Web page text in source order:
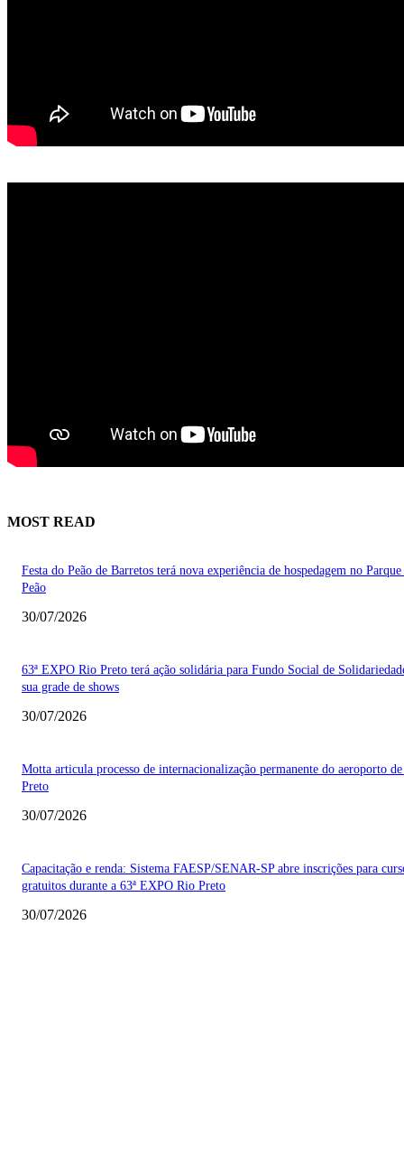
MOST READ
Festa do Peão de Barretos terá nova experiência de hospedagem no
Peão
30/07/2026
63ª EXPO Rio Preto terá ação solidária para Fundo Social de
sua grade de shows
30/07/2026
Motta articula processo de internacionalização permanente do aeroporto
Preto
30/07/2026
Capacitação e renda: Sistema FAESP/SENAR-SP abre inscrições para
gratuitos durante a 63ª EXPO Rio Preto
30/07/2026